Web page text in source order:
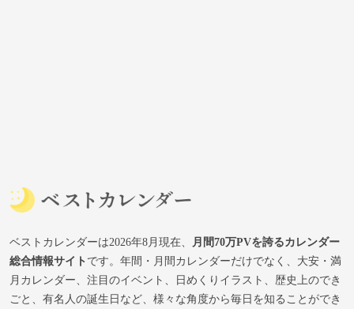
ベストカレンダーは2026年8月現在、
月間70万PVを誇るカレンダー
総合情報サイトです。年間・月間カレンダーだけでなく、大安・満
月カレンダー、注目のイベント、日めくりイラスト、歴史上のでき
ごと、有名人の誕生日など、様々な角度から毎日を知ることができ